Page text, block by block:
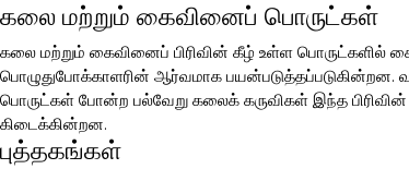
கலை மற்றும் கைவினைப் பொருட்கள்
கலை மற்றும் கைவினைப் பிரிவின் கீழ் உள்ள
பொழுதுபோக்காளரின் ஆர்வமாக பயன்படுத்தப்படுகின்றன.
பொருட்கள் போன்ற பல்வேறு கலைக் கருவிகள் இந்த
கிடைக்கின்றன.
புத்தகங்கள்